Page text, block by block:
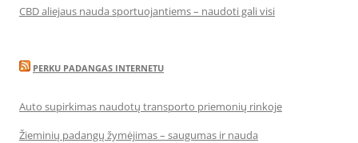
CBD aliejaus nauda sportuojantiems – naudoti gali visi
PERKU PADANGAS INTERNETU
Auto supirkimas naudotų transporto priemonių rinkoje
Žieminių padangų žymėjimas – saugumas ir nauda